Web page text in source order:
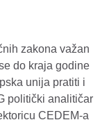
zakona važan
do kraja godine
unija pratiti i
politički analitičar
CEDEM-a